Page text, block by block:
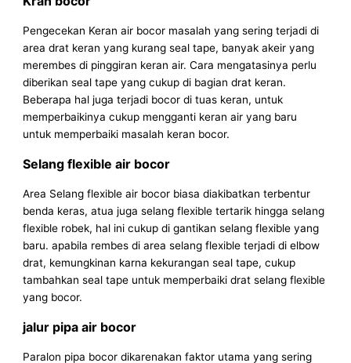
Pengecekan Keran air bocor masalah yang sering terjadi di
area drat keran yang kurang seal tape, banyak akeir yang
merembes di pinggiran keran air. Cara mengatasinya perlu
diberikan seal tape yang cukup di bagian drat keran.
Beberapa hal juga terjadi bocor di tuas keran, untuk
memperbaikinya cukup mengganti keran air yang baru
untuk memperbaiki masalah keran bocor.
Selang flexible air bocor
Area Selang flexible air bocor biasa diakibatkan terbentur
benda keras, atua juga selang flexible tertarik hingga selang
flexible robek, hal ini cukup di gantikan selang flexible yang
baru. apabila rembes di area selang flexible terjadi di elbow
drat, kemungkinan karna kekurangan seal tape, cukup
tambahkan seal tape untuk memperbaiki drat selang flexible
yang bocor.
jalur pipa air bocor
Paralon pipa bocor dikarenakan faktor utama yang sering